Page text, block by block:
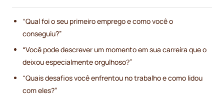
“Qual foi o seu primeiro emprego e como você o
conseguiu?”
“Você pode descrever um momento em sua carreira que o
deixou especialmente orgulhoso?”
“Quais desafios você enfrentou no trabalho e como lidou
com eles?”